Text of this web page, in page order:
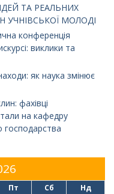
ТА РЕАЛЬНИХ
УЧНІВСЬКОЇ МОЛОДІ
конференція
виклики та
як наука змінює
фахівці
на кафедру
господарства
Пт Сб Нд